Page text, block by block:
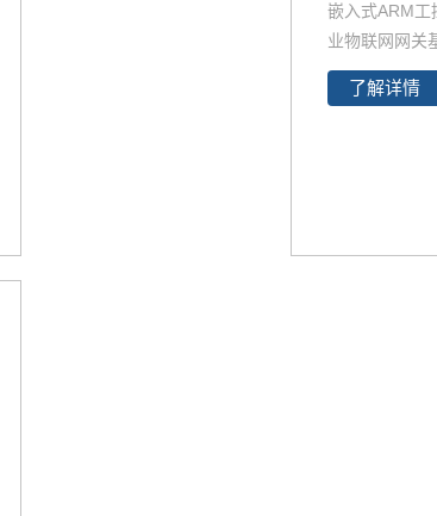
嵌入式ARM工
业物联网网关
志 A40i 四核工
理器设计开发
了解详情